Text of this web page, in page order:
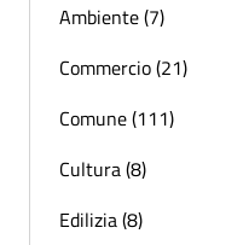
Ambiente (7)
Commercio (21)
Comune (111)
Cultura (8)
Edilizia (8)